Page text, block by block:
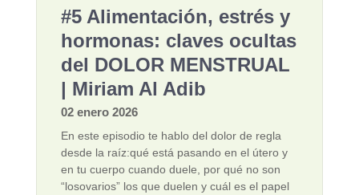
#5 Alimentación, estrés y
hormonas: claves ocultas
del DOLOR MENSTRUAL
| Miriam Al Adib
02 enero 2026
En este episodio te hablo del dolor de regla
desde la raíz:qué está pasando en el útero y
en tu cuerpo cuando duele, por qué no son
“losovarios” los que duelen y cuál es el papel